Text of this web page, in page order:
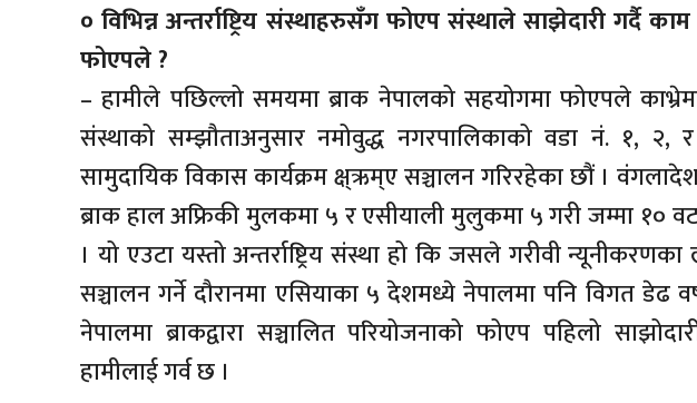
० विभिन्न अन्तर्राष्ट्रिय संस्थाहरुसँग फोएप संस्थाले साझेदारी गर्दै
फोएपले ?
– हामीले पछिल्लो समयमा ब्राक नेपालको सहयोगमा फोएपले
संस्थाको सम्झौताअनुसार नमोवुद्ध नगरपालिकाको वडा नं. १, २,
सामुदायिक विकास कार्यक्रम क्ष्ऋम्ए सञ्चालन गरिरहेका छौं ।
ब्राक हाल अफ्रिकी मुलकमा ५ र एसीयाली मुलुकमा ५ गरी जम्मा १०
। यो एउटा यस्तो अन्तर्राष्ट्रिय संस्था हो कि जसले गरीवी न्यूनीकरणका
सञ्चालन गर्ने दौरानमा एसियाका ५ देशमध्ये नेपालमा पनि विगत डेढ
नेपालमा ब्राकद्वारा सञ्चालित परियोजनाको फोएप पहिलो
हामीलाई गर्व छ ।